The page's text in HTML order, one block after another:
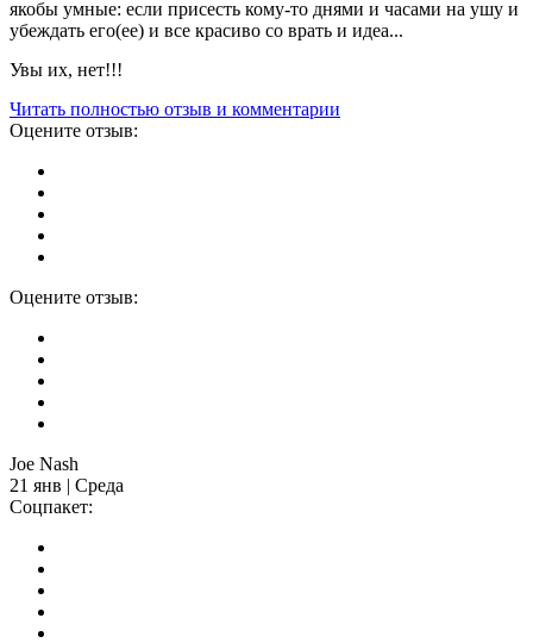
якобы умные: если присесть кому-то днями и часами на ушу и
убеждать его(ее) и все красиво со врать и идеа...
Увы их, нет!!!
Читать полностью отзыв и комментарии
Оцените отзыв:
Оцените отзыв:
Joe Nash
21 янв | Среда
Соцпакет: